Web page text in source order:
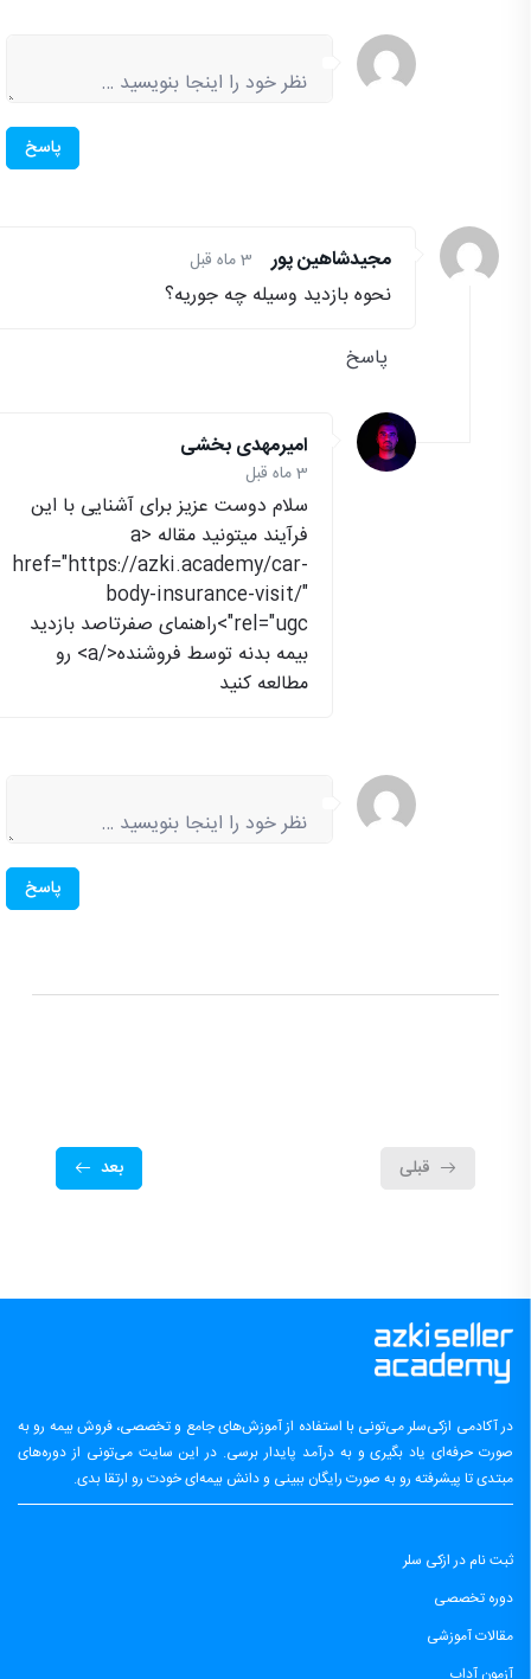
پاسخ
مجیدشاهین پور 3 ماه قبل
نحوه بازدید وسیله چه جوریه؟
پاسخ
امیرمهدی بخشی
3 ماه قبل
سلام دوست عزیز برای آشنایی با این
فرآیند میتونید مقاله <a
href="https://azki.academy/car-
body-insurance-visit/"
rel="ugc">راهنمای صفرتاصد بازدید
بیمه بدنه توسط فروشنده</a> رو
مطالعه کنید
پاسخ
قبلی بعد
در آکادمی ازکی‌سلر می‌تونی با استفاده از آموزش‌های جامع و تخصصی، فروش بیمه رو به
صورت حرفه‌ای یاد بگیری و به درآمد پایدار برسی. در این سایت می‌تونی از دوره‌های
مبتدی تا پیشرفته رو به صورت رایگان ببینی و دانش بیمه‌ای خودت رو ارتقا بدی.
ثبت نام در ازکی سلر
دوره تخصصی
مقالات آموزشی
آزمون آداب